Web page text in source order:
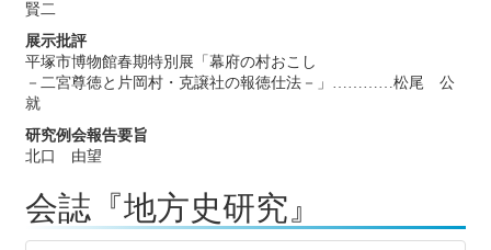
賢二
展示批評
平塚市博物館春期特別展「幕府の村おこし
－二宮尊徳と片岡村・克譲社の報徳仕法－」…………松尾 公
就
研究例会報告要旨
北口 由望
会誌『地方史研究』